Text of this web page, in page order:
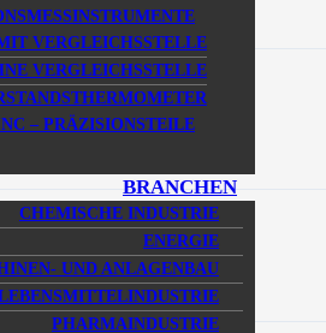
VERGLEICHSSTELLE
VERGLEICHSSTELLE
– PRÄZISIONSTEILE
BRANCHEN
CHEMISCHE INDUSTRIE
ENERGIE
UND ANLAGENBAU
PHARMAINDUSTRIE